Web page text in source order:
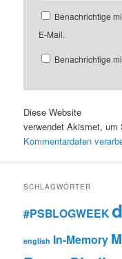
Benachrichtige
E-Mail.
Benachrichtige
Diese Website
verwendet Akismet, um
Kommentardaten
SCHLAGWÖRTER
#PSBLOGWEEK
english In-Memory